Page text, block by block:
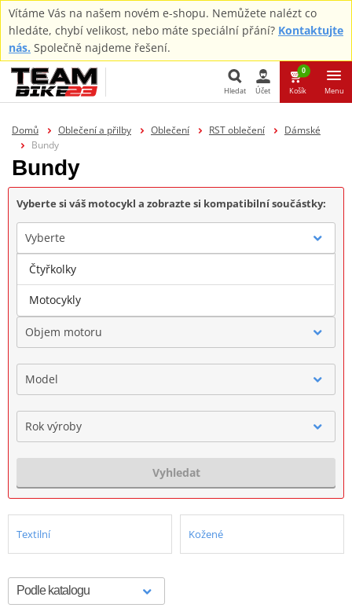
Vítáme Vás na našem novém e-shopu. Nemůžete nalézt co
hledáte, chybí velikost, nebo máte speciální přání? Kontaktujte
nás. Společně najdeme řešení.
Hledat
Hledat Účet
0
Košík Menu
Domů Oblečení a přilby Oblečení RST oblečení
Dámské
Bundy
Bundy
Vyberte si váš motocykl a zobrazte si kompatibilní součástky:
Vyberte
Značka
Objem motoru
Model
Rok výroby
Vyhledat
Textilní Kožené
Čtyřkolky
Motocykly